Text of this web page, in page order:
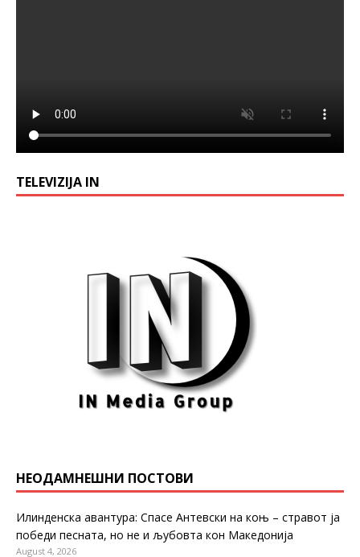
TELEVIZIJA IN
НЕОДАМНЕШНИ ПОСТОВИ
Илинденска авантура: Спасе Антевски на коњ – стравот ја
победи песната, но не и љубовта кон Македонија
August 4, 2026